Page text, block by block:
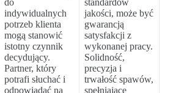
do
indywidualnych
potrzeb klienta
mogą stanowić
istotny czynnik
decydujący.
Partner, który
potrafi słuchać i
odpowiadać na
standardów
jakości, może być
gwarancją
satysfakcji z
wykonanej pracy.
Solidność,
precyzja i
trwałość spawów,
spełniające